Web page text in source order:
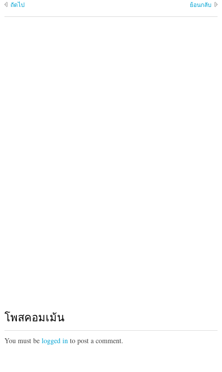
ถัดไป ย้อนกลับ
โพสคอมเม้น
You must be logged into post a comment.